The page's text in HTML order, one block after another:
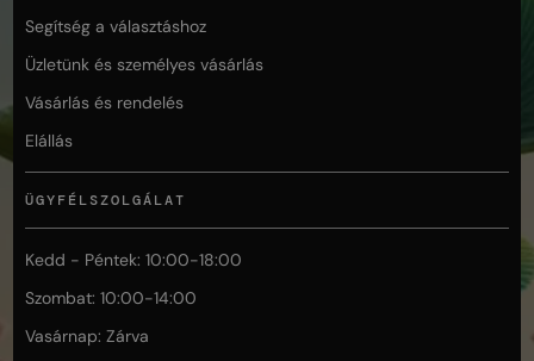
Segítség a választáshoz
Üzletünk és személyes vásárlás
Vásárlás és rendelés
Elállás
ÜGYFÉLSZOLGÁLAT
Kedd - Péntek: 10:00-18:00
Szombat: 10:00-14:00
Vasárnap: Zárva